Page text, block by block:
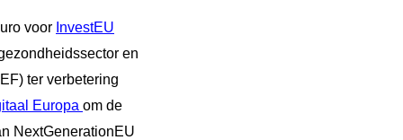
voor InvestEU
en
ter verbetering
Europa om de
NextGenerationEU